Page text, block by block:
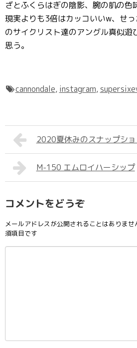
ざとふくらはぎの陰影、腕の肌の色
現実よりも3倍はカッコいいw、せ
のサイクリスト達のアングル真似遊
思う。
cannondale, instagram,
2020夏休みのスナップシ
M-150 エムロイハーシップ
コメントをどうぞ
メールアドレスが公開されることはありませ
須項目です